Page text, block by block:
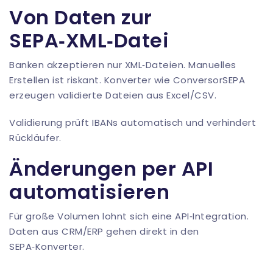
Von Daten zur
SEPA‑XML‑Datei
Banken akzeptieren nur XML‑Dateien. Manuelles
Erstellen ist riskant. Konverter wie ConversorSEPA
erzeugen validierte Dateien aus Excel/CSV.
Validierung prüft IBANs automatisch und verhindert
Rückläufer.
Änderungen per API
automatisieren
Für große Volumen lohnt sich eine API‑Integration.
Daten aus CRM/ERP gehen direkt in den
SEPA‑Konverter.